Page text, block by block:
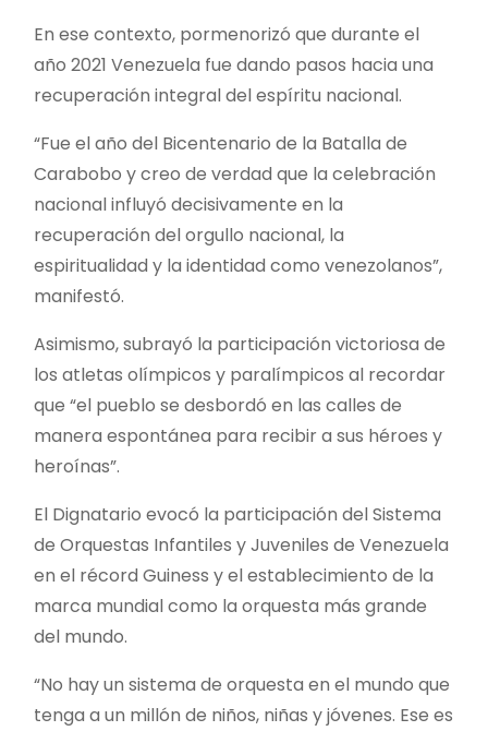
En ese contexto, pormenorizó que durante el
año 2021 Venezuela fue dando pasos hacia una
recuperación integral del espíritu nacional.
“Fue el año del Bicentenario de la Batalla de
Carabobo y creo de verdad que la celebración
nacional influyó decisivamente en la
recuperación del orgullo nacional, la
espiritualidad y la identidad como venezolanos”,
manifestó.
Asimismo, subrayó la participación victoriosa de
los atletas olímpicos y paralímpicos al recordar
que “el pueblo se desbordó en las calles de
manera espontánea para recibir a sus héroes y
heroínas”.
El Dignatario evocó la participación del Sistema
de Orquestas Infantiles y Juveniles de Venezuela
en el récord Guiness y el establecimiento de la
marca mundial como la orquesta más grande
del mundo.
“No hay un sistema de orquesta en el mundo que
tenga a un millón de niños, niñas y jóvenes. Ese es